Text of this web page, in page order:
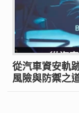
從汽車資安軌
風險與防禦之